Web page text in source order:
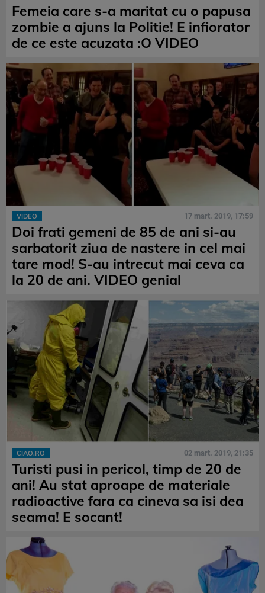
Femeia care s-a maritat cu o papusa
zombie a ajuns la Politie! E infiorator
de ce este acuzata :O VIDEO
VIDEO 17 mart. 2019, 17:59
Doi frati gemeni de 85 de ani si-au
sarbatorit ziua de nastere in cel mai
tare mod! S-au intrecut mai ceva ca
la 20 de ani. VIDEO genial
CIAO.RO 02 mart. 2019, 21:35
Turisti pusi in pericol, timp de 20 de
ani! Au stat aproape de materiale
radioactive fara ca cineva sa isi dea
seama! E socant!